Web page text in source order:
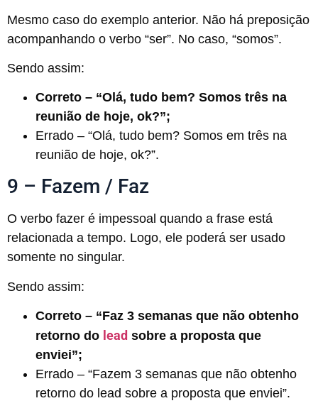
Mesmo caso do exemplo anterior. Não há preposição
acompanhando o verbo “ser”. No caso, “somos”.
Sendo assim:
Correto – “Olá, tudo bem? Somos três na
reunião de hoje, ok?”;
Errado – “Olá, tudo bem? Somos em três na
reunião de hoje, ok?”.
9 – Fazem / Faz
O verbo fazer é impessoal quando a frase está
relacionada a tempo. Logo, ele poderá ser usado
somente no singular.
Sendo assim:
Correto – “Faz 3 semanas que não obtenho
retorno do lead sobre a proposta que
enviei”;
Errado – “Fazem 3 semanas que não obtenho
retorno do lead sobre a proposta que enviei”.